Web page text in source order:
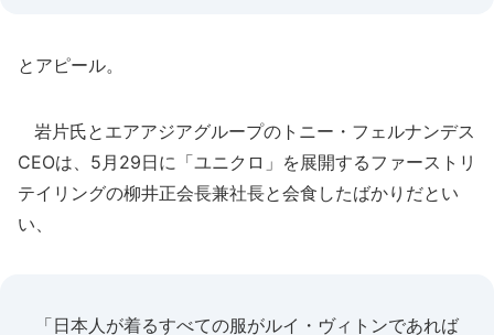
とアピール。
岩片氏とエアアジアグループのトニー・フェルナンデス
CEOは、5月29日に「ユニクロ」を展開するファーストリ
テイリングの柳井正会長兼社長と会食したばかりだとい
い、
「日本人が着るすべての服がルイ・ヴィトンであれば